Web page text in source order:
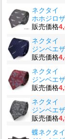
ネクタイ
ホホジロ
販売価格
ネクタイ
ジンベエ
販売価格
ネクタイ
ジンベエ
販売価格
ネクタイ
ジンベエ
販売価格
蝶ネクタイ